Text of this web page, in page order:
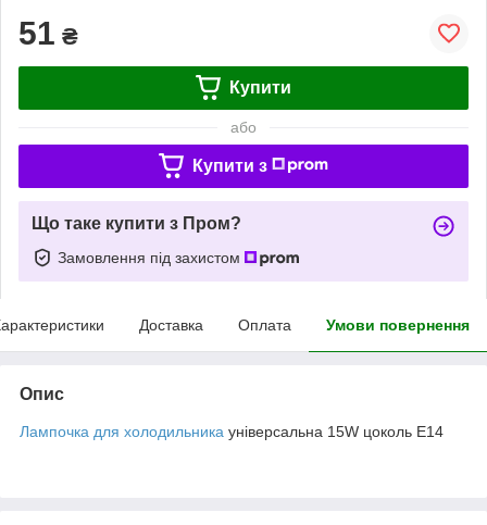
51 ₴
Купити
або
Купити з
Що таке купити з Пром?
Замовлення під захистом
Доставка Оплата Умови повернення
Опис
Лампочка для холодильника універсальна 15W цоколь E14